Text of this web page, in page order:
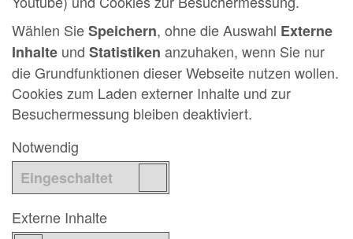
Wählen SieSpeichern, ohne die Auswahl Externe
Inhalte und Statistiken anzuhaken, wenn Sie nur
die Grundfunktionen dieser Webseite nutzen wollen.
Cookies zum Laden externer Inhalte und zur
Besuchermessung bleiben deaktiviert.
Notwendig
Externe Inhalte